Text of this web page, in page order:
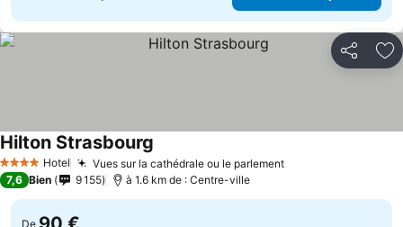
Partager
4 Étoiles Hotel Vues sur la cathédrale ou le parlement
Hilton Strasbourg
7,6 Bien 9 155 à 1.6 km de : Centre-ville
De